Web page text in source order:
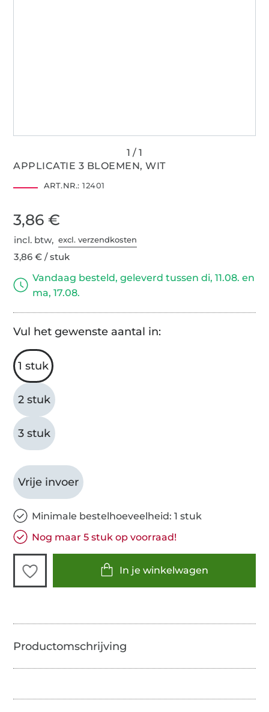
APPLICATIE 3 BLOEMEN, WIT
ART.NR.: 12401
3,86 €
incl. btw,excl. verzendkosten
3,86 € / stuk
Vandaag besteld, geleverd tussen di, 11.08. en
ma, 17.08.
Vul het gewenste aantal in:
1 stuk
2 stuk
3 stuk
Vrije invoer
Minimale bestelhoeveelheid: 1 stuk
Nog maar 5 stuk op voorraad!
In je winkelwagen